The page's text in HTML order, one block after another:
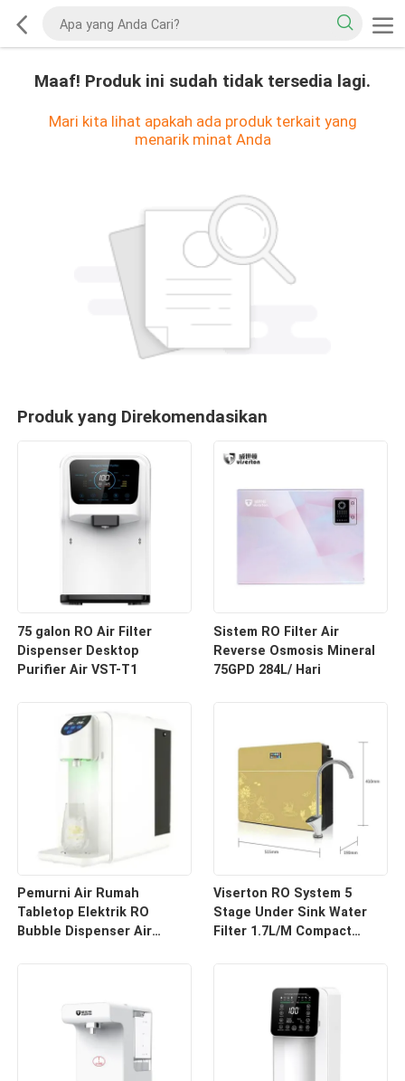
Maaf! Produk ini sudah tidak tersedia lagi.
Mari kita lihat apakah ada produk terkait yang
menarik minat Anda
Produk yang Direkomendasikan
75 galon RO Air Filter
Dispenser Desktop
Purifier Air VST-T1
Sistem RO Filter Air
Reverse Osmosis Mineral
75GPD 284L/ Hari
Pemurni Air Rumah
Tabletop Elektrik RO
Bubble Dispenser Air
Viserton RO System 5
Stage Under Sink Water
Filter 1.7L/M Compact